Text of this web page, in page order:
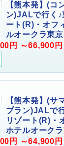
【熊本発】(コ
ン)JALで行く
ート(R)・オフ
ルオークラ東
円 ～66,900円
【熊本発】(サ
プラン)JALで
リゾート(R)・
ホテルオーク
円 ～64,900円